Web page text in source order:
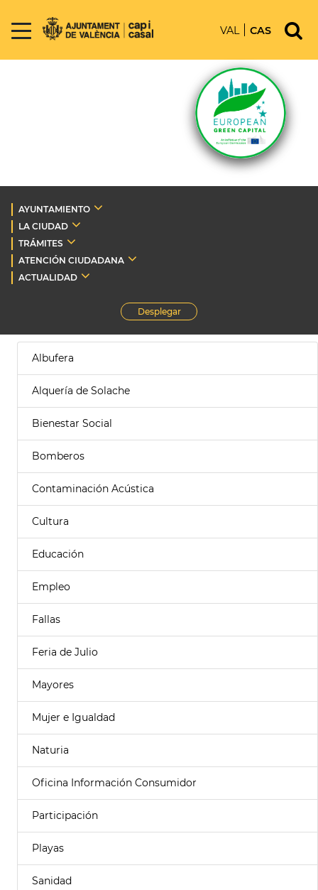
VAL CAS
AYUNTAMIENTO
LA CIUDAD
TRÁMITES
ATENCIÓN CIUDADANA
ACTUALIDAD
Desplegar
Albufera
Alquería de Solache
Bienestar Social
Bomberos
Contaminación Acústica
Cultura
Educación
Empleo
Fallas
Feria de Julio
Mayores
Mujer e Igualdad
Naturia
Oficina Información Consumidor
Participación
Playas
Sanidad